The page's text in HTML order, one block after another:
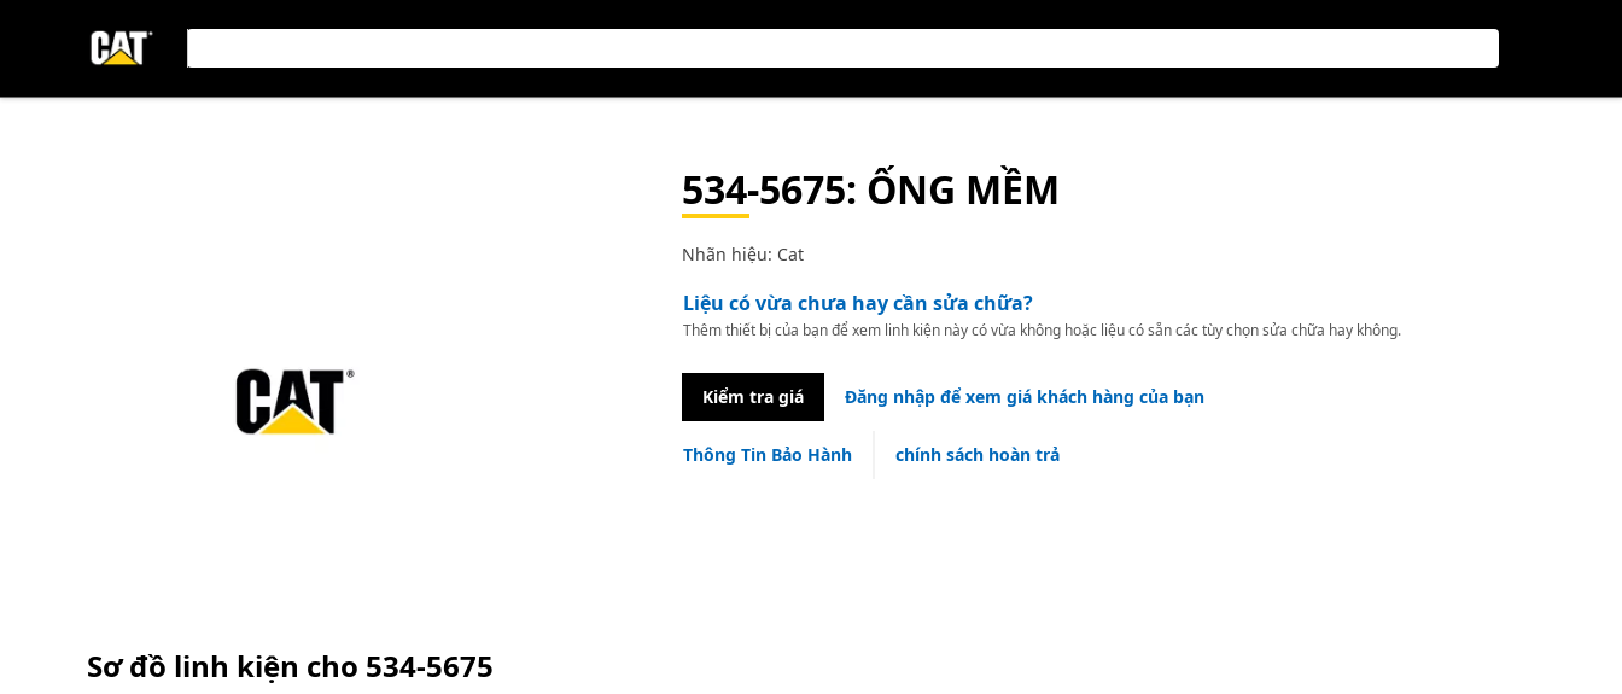
534-5675: ỐNG MỀM
Nhãn hiệu: Cat
Liệu có vừa chưa hay cần sửa chữa?
Thêm thiết bị của bạn để xem linh kiện này có vừa không hoặc liệu có sẵn các tùy chọn sửa chữa hay không.
Kiểm tra giá Đăng nhập để xem giá khách hàng của bạn
Thông Tin Bảo Hành chính sách hoàn trả
Sơ đồ linh kiện cho 534-5675